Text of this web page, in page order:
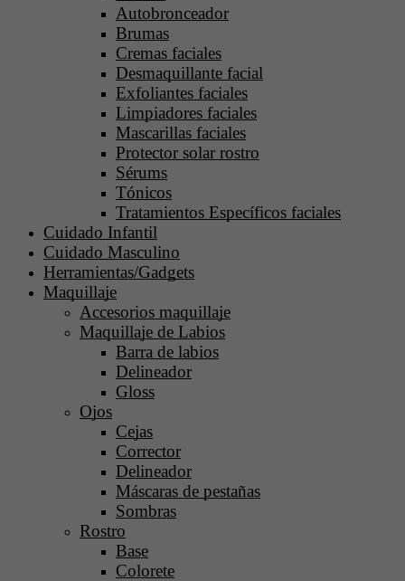
Autobronceador
Brumas
Cremas faciales
Desmaquillante facial
Exfoliantes faciales
Limpiadores faciales
Mascarillas faciales
Protector solar rostro
Sérums
Tónicos
Tratamientos Específicos faciales
Cuidado Infantil
Cuidado Masculino
Herramientas/Gadgets
Maquillaje
Accesorios maquillaje
Maquillaje de Labios
Barra de labios
Delineador
Gloss
Ojos
Cejas
Corrector
Delineador
Máscaras de pestañas
Sombras
Rostro
Base
Colorete